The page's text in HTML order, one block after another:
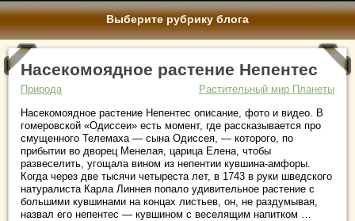
Выберите рубрику блога
Насекомоядное растение Непентес
Природа
Растительный мир Планеты
Насекомоядное растение Непентес описание, фото и видео. В
гомеровской «Одиссеи» есть момент, где рассказывается про
смущенного Телемаха — сына Одиссея, — которого, по
прибытии во дворец Менелая, царица Елена, чтобы
развеселить, угощала вином из непентии кувшина-амфоры.
Когда через две тысячи четыреста лет, в 1743 в руки шведского
натуралиста Карла Линнея попало удивительное растение с
большими кувшинами на концах листьев, он, не раздумывая,
назвал его непентес — кувшином с веселящим напитком …